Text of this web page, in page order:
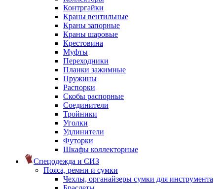
Контргайки
Краны вентильные
Краны запорные
Краны шаровые
Крестовина
Муфты
Переходники
Планки зажимные
Пружины
Распорки
Скобы распорные
Соединители
Тройники
Уголки
Удлинители
Футорки
Шкафы коллекторные
Спецодежда и СИЗ
Пояса, ремни и сумки
Чехлы, органайзеры сумки для инструмента